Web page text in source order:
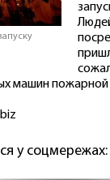
машин пожарной
у соцмережах: